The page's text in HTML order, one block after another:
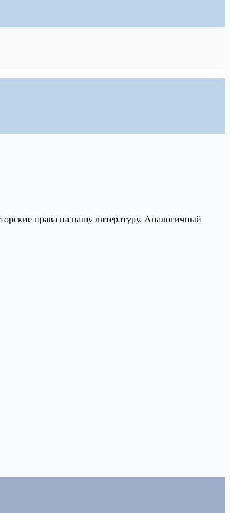
права на нашу литературу. Аналогичный